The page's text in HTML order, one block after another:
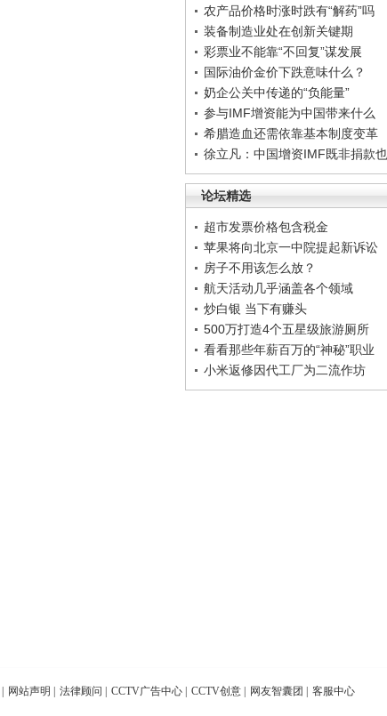
农产品价格时涨时跌有“解药”吗
装备制造业处在创新关键期
彩票业不能靠“不回复”谋发展
国际油价金价下跌意味什么？
奶企公关中传递的“负能量”
参与IMF增资能为中国带来什么
希腊造血还需依靠基本制度变革
徐立凡：中国增资IMF既非捐款
论坛精选
超市发票价格包含税金
苹果将向北京一中院提起新诉讼
房子不用该怎么放？
航天活动几乎涵盖各个领域
炒白银 当下有赚头
500万打造4个五星级旅游厕所
看看那些年薪百万的“神秘”职业
小米返修因代工厂为二流作坊
网站声明 法律顾问 CCTV广告中心 CCTV创意 网友智囊团 客服中心